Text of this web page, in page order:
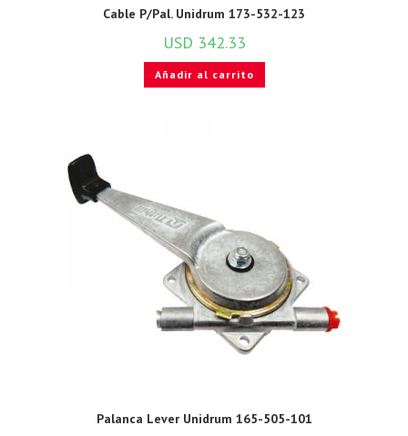
Cable P/Pal. Unidrum 173-532-123
USD 342.33
Añadir al carrito
Palanca Lever Unidrum 165-505-101